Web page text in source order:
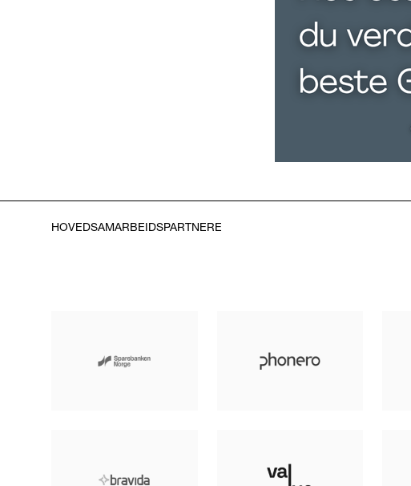
HOVEDSAMARBEIDSPARTNERE